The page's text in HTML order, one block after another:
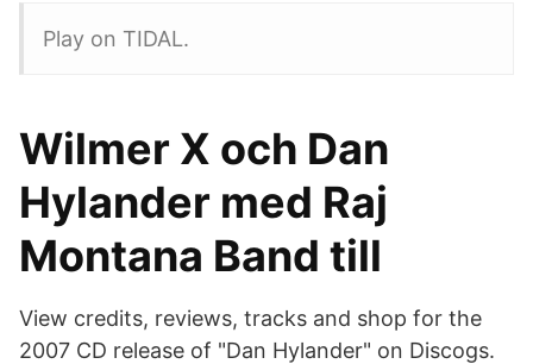
Play on TIDAL.
Wilmer X och Dan
Hylander med Raj
Montana Band till
View credits, reviews, tracks and shop for the
2007 CD release of "Dan Hylander" on Discogs.